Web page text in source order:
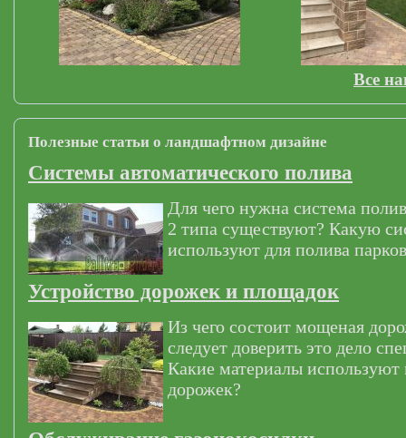
Все
Полезные статьи о ландшафтном дизайне
Системы автоматического полива
Для чего нужна система
2 типа существуют? Какую
используют для полива
Устройство дорожек и площадок
Из чего состоит мощеная
следует доверить это дело
Какие материалы
дорожек?